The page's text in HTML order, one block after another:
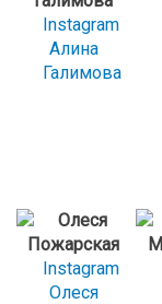
Instagram
Алина
Галимова
Instagram
Олеся